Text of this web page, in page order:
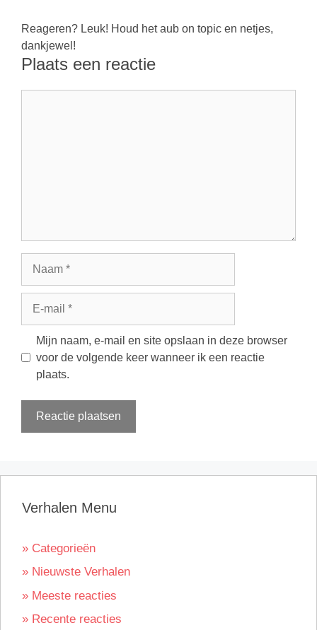
Reageren? Leuk! Houd het aub on topic en netjes,
dankjewel!
Plaats een reactie
Mijn naam, e-mail en site opslaan in deze browser
voor de volgende keer wanneer ik een reactie
plaats.
Verhalen Menu
» Categorieën
» Nieuwste Verhalen
» Meeste reacties
» Recente reacties